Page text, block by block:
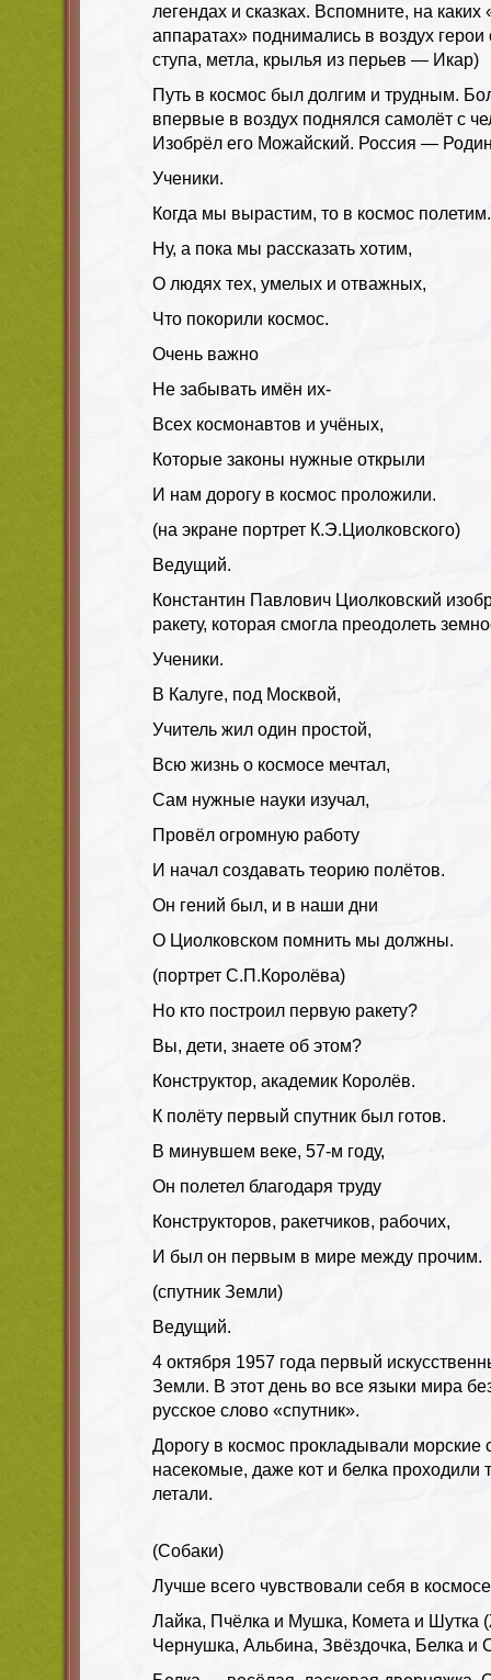
легендах и сказках. Вспомните, на каких
аппаратах» поднимались в воздух герои
ступа, метла, крылья из перьев — Икар)
Путь в космос был долгим и трудным.
впервые в воздух поднялся самолёт с
Изобрёл его Можайский. Россия —
Ученики.
Когда мы вырастим, то в космос полетим.
Ну, а пока мы рассказать хотим,
О людях тех, умелых и отважных,
Что покорили космос.
Очень важно
Не забывать имён их-
Всех космонавтов и учёных,
Которые законы нужные открыли
И нам дорогу в космос проложили.
(на экране портрет К.Э.Циолковского)
Ведущий.
Константин Павлович Циолковский
ракету, которая смогла преодолеть
Ученики.
В Калуге, под Москвой,
Учитель жил один простой,
Всю жизнь о космосе мечтал,
Сам нужные науки изучал,
Провёл огромную работу
И начал создавать теорию полётов.
Он гений был, и в наши дни
О Циолковском помнить мы должны.
(портрет С.П.Королёва)
Но кто построил первую ракету?
Вы, дети, знаете об этом?
Конструктор, академик Королёв.
К полёту первый спутник был готов.
В минувшем веке, 57-м году,
Он полетел благодаря труду
Конструкторов, ракетчиков, рабочих,
И был он первым в мире между прочим.
(спутник Земли)
Ведущий.
4 октября 1957 года первый
Земли. В этот день во все языки мира
русское слово «спутник».
Дорогу в космос прокладывали
насекомые, даже кот и белка проходили
летали.
(Собаки)
Лучше всего чувствовали себя в
Лайка, Пчёлка и Мушка, Комета и Шутка
Чернушка, Альбина, Звёздочка, Белка и